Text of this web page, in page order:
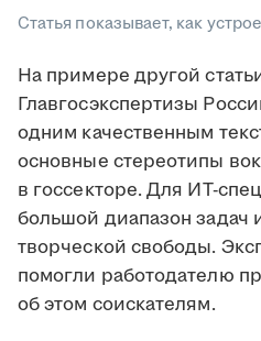
Статья показывает, как
На примере другой
Главгосэкспертизы
одним качественным
основные стереотипы
в госсекторе. Для ИТ-
большой диапазон задач
творческой свободы.
помогли работодателю
об этом соискателям.